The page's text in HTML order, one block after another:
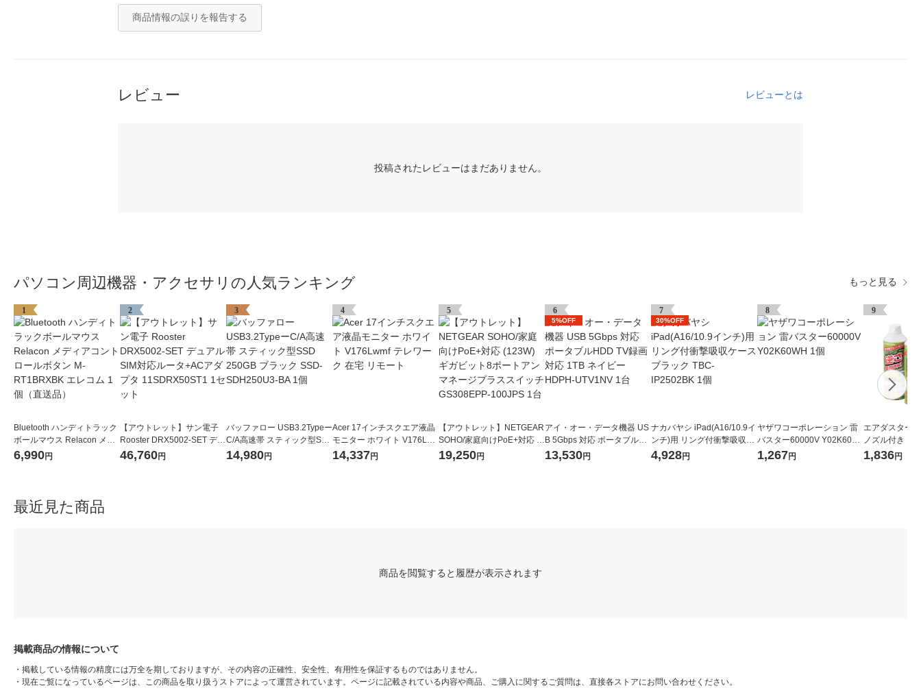
商品情報の誤りを報告する
レビュー レビューとは
投稿されたレビューはまだありません。
パソコン周辺機器・アクセサリの人気ランキング もっと見る
1
Bluetooth ハンディトラック
ボールマウス Relacon メデ
ィアコントロールボタン M-
RT1BRXBK エレコム 1個
6,990円
2
【アウトレット】サン電子
Rooster DRX5002-SET デュ
アルSIM対応ルータ+ACアダ
プタ 11SDRX50ST1 1セッ
46,760円
3
バッファロー USB3.2Typeー
C/A高速帯 スティック型SS
D 250GB ブラック SSD-SD
H250U3-BA 1個
14,980円
4
Acer 17インチスクエア液晶
モニター ホワイト V176Lw
mf テレワーク 在宅 リモート
14,337円
5
【アウトレット】NETGEAR
SOHO/家庭向けPoE+対応 (1
23W) ギガビット8ポートア
ンマネージプラススイッチ
19,250円
6
5%OFF
アイ・オー・データ機器 US
B 5Gbps 対応 ポータブルHD
D TV録画対応 1TB ネイビー
HDPH-UTV1NV 1台
13,530円
7
30%OFF
ナカバヤシ iPad(A16/10.9イ
ンチ)用 リング付衝撃吸収ケ
ース ブラック TBC-IP2502B
K 1個
4,928円
8
ヤザワコーポレーション 雷
バスター60000V Y02K60W
H 1個
1,267円
9
エアダスター
ノズル付き エ
フロン) 逆さ使
OMT エレコ
1,836円
最近見た商品
商品を閲覧すると履歴が表示されます
掲載商品の情報について
・ 掲載している情報の精度には万全を期しておりますが、その内容の正確性、安全性、有用性を保証するものではありません。
・ 現在ご覧になっているページは、この商品を取り扱うストアによって運営されています。ページに記載されている内容や商品、ご購入に関するご質問は、直接各ストアにお問い合わせください。